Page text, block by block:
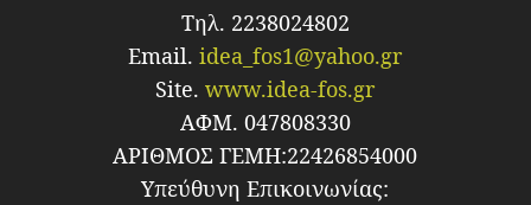
Τηλ. 2238024802
Email.idea_fos1@yahoo.gr
Site.www.idea-fos.gr
ΑΦΜ. 047808330
ΑΡΙΘΜΟΣ ΓΕΜΗ:22426854000
Υπεύθυνη Επικοινωνίας: